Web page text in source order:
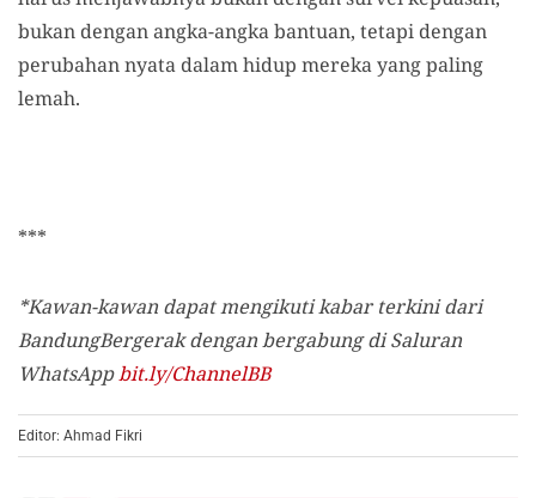
bukan dengan angka-angka bantuan, tetapi dengan
perubahan nyata dalam hidup mereka yang paling
lemah.
***
*Kawan-kawan dapat mengikuti kabar terkini dari
BandungBergerak dengan bergabung di Saluran
WhatsAppbit.ly/ChannelBB
Editor: Ahmad Fikri